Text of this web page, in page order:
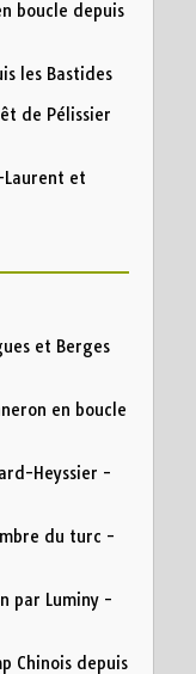
boucle depuis
les Bastides
de Pélissier
Laurent et
et Berges
en boucle
Heyssier -
du turc -
par Luminy-
Chinois depuis